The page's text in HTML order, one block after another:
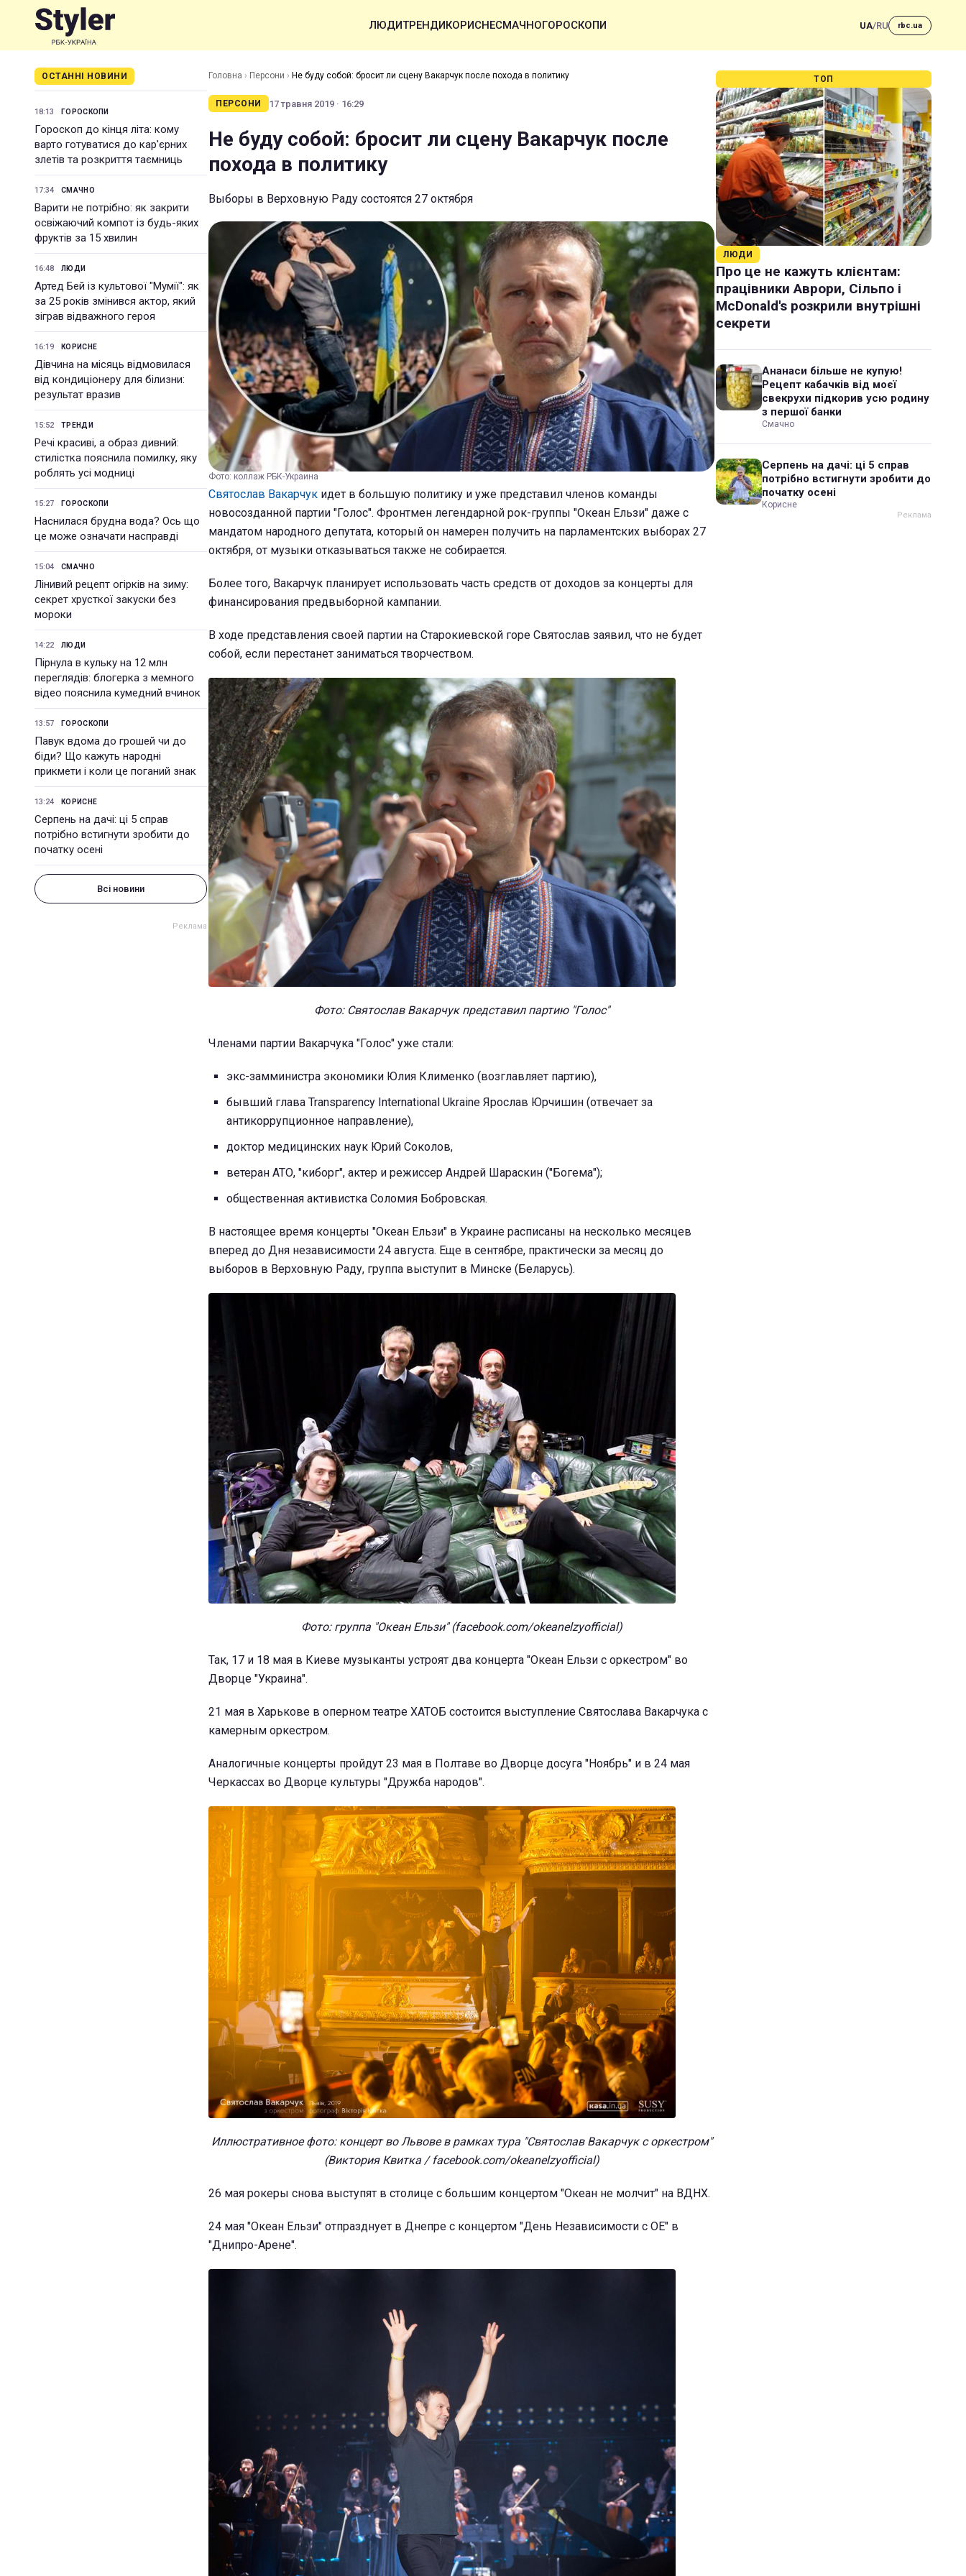
ЛЮДИТРЕНДИКОРИСНЕСМАЧНОГОРОСКОПИ UA/RU rbc.ua
ОСТАННІ НОВИНИ
18:13 ГОРОСКОПИ
Гороскоп до кінця літа: кому
варто готуватися до кар'єрних
злетів та розкриття таємниць
17:34 СМАЧНО
Варити не потрібно: як закрити
освіжаючий компот із будь-яких
фруктів за 15 хвилин
16:48 ЛЮДИ
Артед Бей із культової "Мумії": як
за 25 років змінився актор, який
зіграв відважного героя
16:19 КОРИСНЕ
Дівчина на місяць відмовилася
від кондиціонеру для білизни:
результат вразив
15:52 ТРЕНДИ
Речі красиві, а образ дивний:
стилістка пояснила помилку, яку
роблять усі модниці
15:27 ГОРОСКОПИ
Наснилася брудна вода? Ось що
це може означати насправді
15:04 СМАЧНО
Лінивий рецепт огірків на зиму:
секрет хрусткої закуски без
мороки
14:22 ЛЮДИ
Пірнула в кульку на 12 млн
переглядів: блогерка з мемного
відео пояснила кумедний вчинок
13:57 ГОРОСКОПИ
Павук вдома до грошей чи до
біди? Що кажуть народні
прикмети і коли це поганий знак
13:24 КОРИСНЕ
Серпень на дачі: ці 5 справ
потрібно встигнути зробити до
початку осені
Всі новини
Головна › Персони › Не буду собой: бросит ли сцену Вакарчук после похода в политику
ПЕРСОНИ 17 травня 2019 · 16:29
Не буду собой: бросит ли сцену Вакарчук после
похода в политику
Выборы в Верховную Раду состоятся 27 октября
Фото: коллаж РБК-Украина
Святослав Вакарчук идет в большую политику и уже представил членов команды
новосозданной партии "Голос". Фронтмен легендарной рок-группы "Океан Ельзи" даже с
мандатом народного депутата, который он намерен получить на парламентских выборах 27
октября, от музыки отказываться также не собирается.
Более того, Вакарчук планирует использовать часть средств от доходов за концерты для
финансирования предвыборной кампании.
В ходе представления своей партии на Старокиевской горе Святослав заявил, что не будет
собой, если перестанет заниматься творчеством.
Фото: Святослав Вакарчук представил партию "Голос"
Членами партии Вакарчука "Голос" уже стали:
экс-замминистра экономики Юлия Клименко (возглавляет партию),
бывший глава Transparency International Ukraine Ярослав Юрчишин (отвечает за
антикоррупционное направление),
доктор медицинских наук Юрий Соколов,
ветеран АТО, "киборг", актер и режиссер Андрей Шараскин ("Богема");
общественная активистка Соломия Бобровская.
В настоящее время концерты "Океан Ельзи" в Украине расписаны на несколько месяцев
вперед до Дня независимости 24 августа. Еще в сентябре, практически за месяц до
выборов в Верховную Раду, группа выступит в Минске (Беларусь).
Фото: группа "Океан Ельзи" (facebook.com/okeanelzyofficial)
Так, 17 и 18 мая в Киеве музыканты устроят два концерта "Океан Ельзи с оркестром" во
Дворце "Украина".
21 мая в Харькове в оперном театре ХАТОБ состоится выступление Святослава Вакарчука с
камерным оркестром.
Аналогичные концерты пройдут 23 мая в Полтаве во Дворце досуга "Ноябрь" и в 24 мая
Черкассах во Дворце культуры "Дружба народов".
Иллюстративное фото: концерт во Львове в рамках тура "Святослав Вакарчук с оркестром"
(Виктория Квитка / facebook.com/okeanelzyofficial)
26 мая рокеры снова выступят в столице с большим концертом "Океан не молчит" на ВДНХ.
24 мая "Океан Ельзи" отпразднует в Днепре с концертом "День Независимости с ОЕ" в
"Днипро-Арене".
ТОП
ЛЮДИ
Про це не кажуть клієнтам:
працівники Аврори, Сільпо і
McDonald's розкрили внутрішні
секрети
Ананаси більше не купую!
Рецепт кабачків від моєї
свекрухи підкорив усю родину
з першої банки
Смачно
Серпень на дачі: ці 5 справ
потрібно встигнути зробити до
початку осені
Корисне